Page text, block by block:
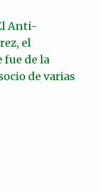
Anti-
el
fue de la
de varias